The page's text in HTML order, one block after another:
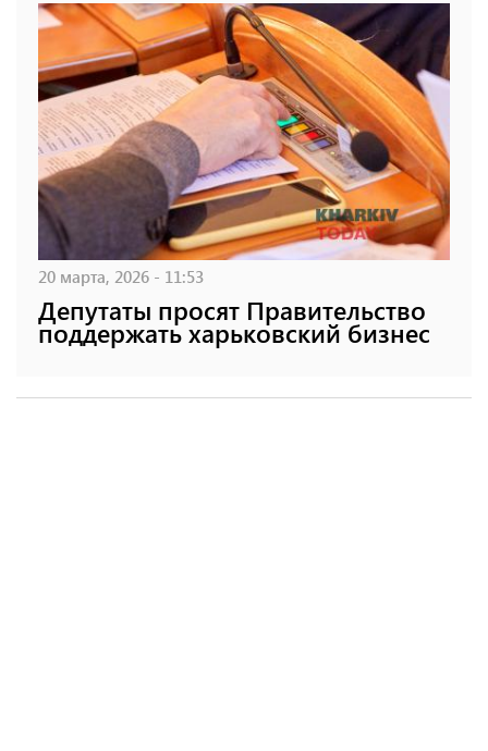
20 марта, 2026 - 11:53
Депутаты просят Правительство
поддержать харьковский бизнес